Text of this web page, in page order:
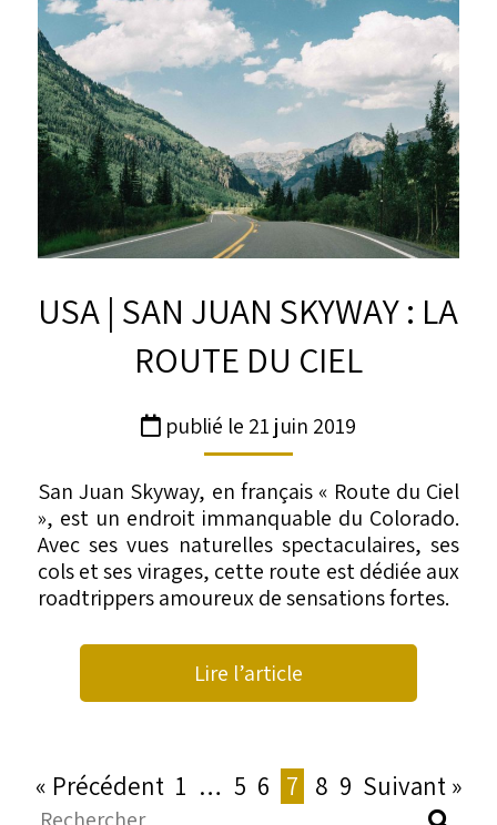
USA | SAN JUAN SKYWAY : LA
ROUTE DU CIEL
publié le 21 juin 2019
San Juan Skyway, en français « Route du Ciel
», est un endroit immanquable du Colorado.
Avec ses vues naturelles spectaculaires, ses
cols et ses virages, cette route est dédiée aux
roadtrippers amoureux de sensations fortes.
Lire l’article
« Précédent 1 … 5 6 7 8 9 Suivant »